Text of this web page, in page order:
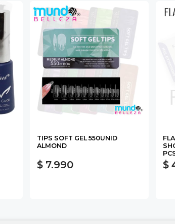
TIPS SOFT GEL 550UNID
ALMOND
$ 7.990 $